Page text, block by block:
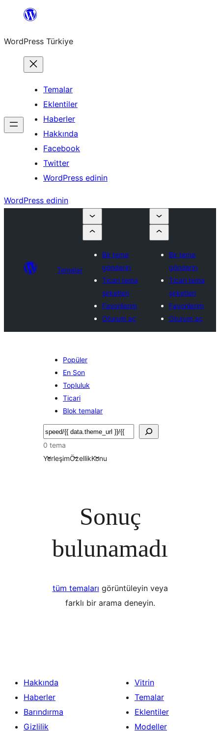
İçeriğe
WordPress Türkiye
Temalar
Eklentiler
Haberler
Hakkında
Facebook
Twitter
WordPress edinin
WordPress edinin
Temalar
Bir tema
gönderin
Ticari tema
şirketleri
Favorilerim
Oturum aç
Bir tema
gönderin
Ticari tema
şirketleri
Favorilerim
Oturum aç
Popüler
En Son
Topluluk
Ticari
Blok temalar
Ara
0 tema
YerleşimÖzellikKonu
Sonuç
bulunamadı
tüm temaları görüntüleyin veya
farklı bir arama deneyin.
Hakkında
Haberler
Barındırma
Gizlilik
Vitrin
Temalar
Eklentiler
Modeller